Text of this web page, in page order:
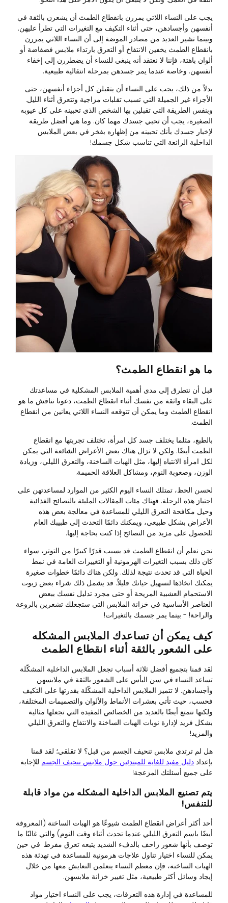
يجب على النساء اللاتي يمررن بانقطاع الطمث أن يشعرن بالثقة في
أنفسهن وأجسادهن، حتى أثناء التكيف مع التغيرات التي تطرأ عليهن.
وبينما تشير العديد من مصادر الموضة إلى أن النساء اللاتي يمررن
بانقطاع الطمث يخفين الانتفاخ أو التعرق بارتداء ملابس فضفاضة أو
ألوان باهتة، فإننا لا نعتقد أنه ينبغي للنساء أن يضطررن إلى إخفاء
أنفسهن. وخاصة عندما يمر جسدهن بمرحلة انتقالية طبيعية.
بدلاً من ذلك، يجب على النساء أن يتقبلن كل أجزاء أنفسهن، حتى
الأجزاء غير الجميلة التي تسبب تقلبات مزاجية وتتعرق أثناء الليل.
وبنفس الطريقة التي تقبلين بها الشخص الذي تحبينه على كل عيوبه
الصغيرة، يجب أن تحبي جسدك مهما كان. وما هي أفضل طريقة
لإخبار جسدك بأنك تحبينه من إظهاره بفخر في بعض الملابس
الداخلية الرائعة التي تناسب شكل جسمك!
ما هو انقطاع الطمث؟
قبل أن نتطرق إلى مدى أهمية الملابس المشكلية في مساعدتك
على البقاء واثقة من نفسك أثناء انقطاع الطمث، دعونا نناقش ما هو
انقطاع الطمث وما يمكن أن تتوقعه النساء اللاتي يعانين من انقطاع
الطمث.
بالطبع، مثلما يختلف جسد كل امرأة، تختلف تجربتها مع انقطاع
الطمث أيضًا. ولكن لا تزال هناك بعض الأعراض الشائعة التي يمكن
لكل امرأة الانتباه إليها، مثل الهبات الساخنة، والتعرق الليلي، وزيادة
الوزن، وصعوبة النوم، ومشاكل العلاقة الحميمة.
لحسن الحظ، تمتلك النساء اليوم الكثير من الموارد لمساعدتهن على
اجتياز هذه الرحلة. فهناك مئات المقالات المليئة بالنصائح الغذائية
وحيل مكافحة التعرق الليلي للمساعدة في معالجة بعض هذه
الأعراض بشكل طبيعي، ويمكنك دائمًا التحدث إلى طبيبك العام
للحصول على مزيد من النصائح إذا كنت بحاجة إليها.
نحن نعلم أن انقطاع الطمث قد يسبب قدرًا كبيرًا من التوتر، سواء
كان ذلك بسبب التغيرات الهرمونية أو التغييرات العامة في نمط
الحياة التي قد تحدث نتيجة لذلك. ولكن هناك دائمًا خطوات صغيرة
يمكنك اتخاذها لتسهيل حياتك قليلاً. قد يشمل ذلك شراء بعض زيوت
الاستحمام العشبية المريحة أو حتى مجرد تدليل نفسك ببعض
العناصر الأساسية في خزانة الملابس التي ستجعلك تشعرين بالروعة
والراحة! - بينما يمر جسمك بالتغيرات!
كيف يمكن أن تساعدك الملابس المشكله
على الشعور بالثقة أثناء انقطاع الطمث
لقد قمنا بتجميع أفضل ثلاثة أسباب تجعل الملابس الداخلية المشكّلة
تساعد النساء في سن اليأس على الشعور بالثقة في ملابسهن
وأجسادهن. لا تتميز الملابس الداخلية المشكّلة بقدرتها على التكيف
فحسب، حيث تأتي بعشرات الأنماط والألوان والتصميمات المختلفة،
ولكنها تتمتع أيضًا بالعديد من الخصائص المفيدة التي تجعلها مثالية
بشكل فريد لإدارة نوبات الهبات الساخنة والانتفاخ والتعرق الليلي
والمزيد!
هل لم ترتدي ملابس تنحيف الجسم من قبل؟ لا تقلقي؛ لقد قمنا
بإعداددليل مفيد للغاية للمبتدئين حول ملابس تنحيف الجسمللإجابة
على جميع أسئلتك المزعجة!
يتم تصنيع الملابس الداخلية المشكله من مواد قابلة
للتنفس!
أحد أكثر أعراض انقطاع الطمث شيوعًا هو الهبات الساخنة (المعروفة
أيضًا باسم التعرق الليلي عندما تحدث أثناء وقت النوم) والتي غالبًا ما
توصف بأنها شعور زاحف بالدفء الشديد يتبعه تعرق مفرط. في حين
يمكن للنساء اختيار تناول علاجات هرمونية للمساعدة في تهدئة هذه
الهبات الساخنة، فإن معظم النساء يتعلمن التعايش معها من خلال
إيجاد وسائل أكثر طبيعية، مثل تغيير خزانة ملابسهن.
للمساعدة في إدارة هذه التعرقات، يجب على النساء اختيار مواد